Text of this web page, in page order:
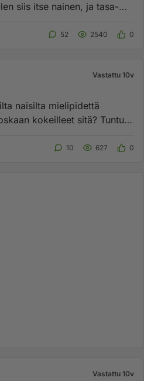
52 2540 0
Vastattu 10v
naisilta mielipidettä
kokeilleet sitä? Tuntuisi
10 627 0
Vastattu 10v